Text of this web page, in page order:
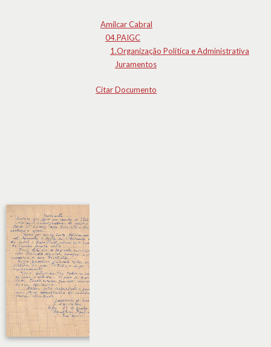
Amílcar Cabral
04.PAIGC
1.Organização Política e Administrativa
Juramentos
Citar Documento